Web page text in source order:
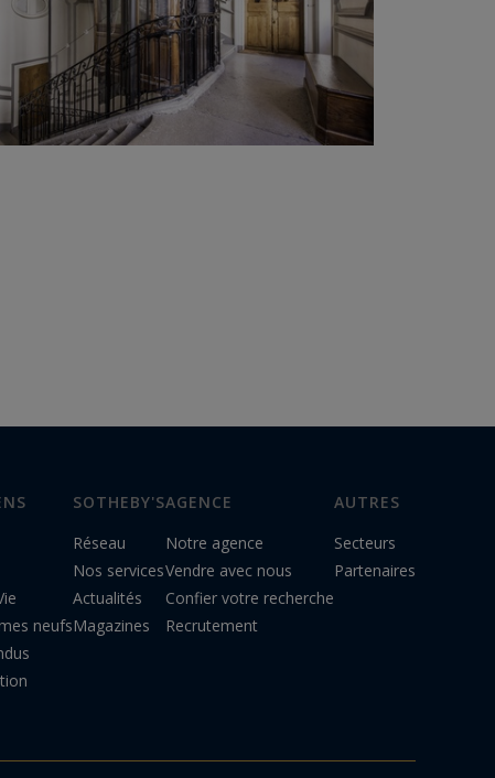
neufs
SOTHEBY'S
Réseau
Nos services
Actualités
Magazines
AGENCE
Notre agence
Vendre avec nous
Confier votre recherche
Recrutement
AUTRES
Secteurs
Partenaires